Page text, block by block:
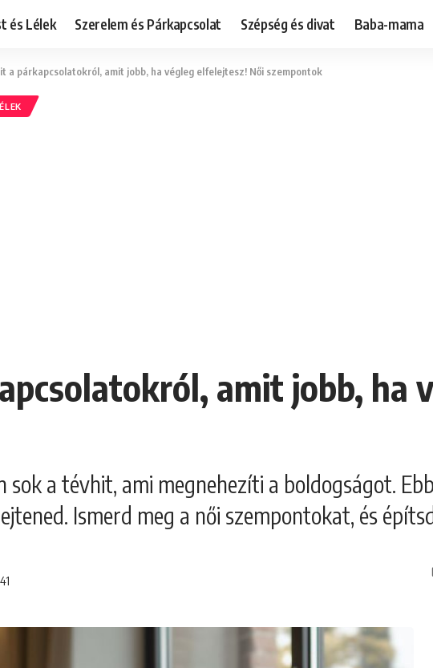
és Lélek Szerelem és Párkapcsolat Szépség és divat Baba-mama
a párkapcsolatokról, amit jobb, ha végleg elfelejtesz! Női szempontok
amit jobb, ha
a tévhit, ami megnehezíti a boldogságot.
Ismerd meg a női szempontokat, és